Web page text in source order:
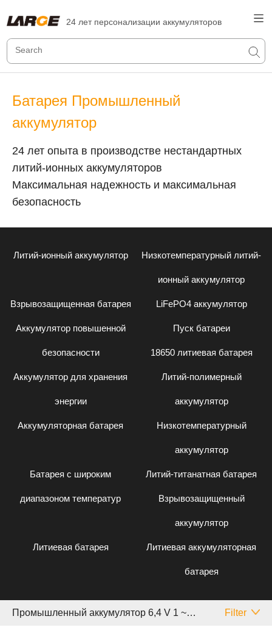
24 лет персонализации аккумуляторов
Батарея Промышленный
аккумулятор
24 лет опыта в производстве нестандартных
литий-ионных аккумуляторов
Максимальная надежность и максимальная
безопасность
Литий-ионный аккумулятор Низкотемпературный литий-
ионный аккумулятор
Взрывозащищенная батарея LiFePO4 аккумулятор
Аккумулятор повышенной
безопасности
Пуск батареи
18650 литиевая батарея
Аккумулятор для хранения
энергии
Литий-полимерный
аккумулятор
Аккумуляторная батарея Низкотемпературный
аккумулятор
Батарея с широким
диапазоном температур
Литий-титанатная батарея
Взрывозащищенный
аккумулятор
Литиевая батарея Литиевая аккумуляторная
батарея
Промышленный аккумулятор 6,4 V 1 ~ 5 Аh Filter